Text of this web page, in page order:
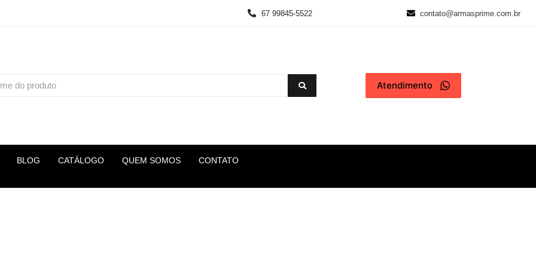
67 99845-5522 contato@armasprime.com.br
Atendimento
BLOG CATÁLOGO QUEM SOMOS CONTATO